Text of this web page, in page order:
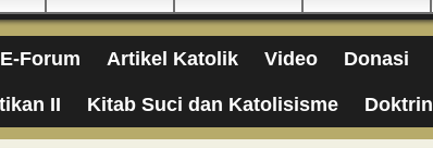
E-Forum Artikel Katolik Video Donasi
II Kitab Suci dan Katolisisme Doktrin